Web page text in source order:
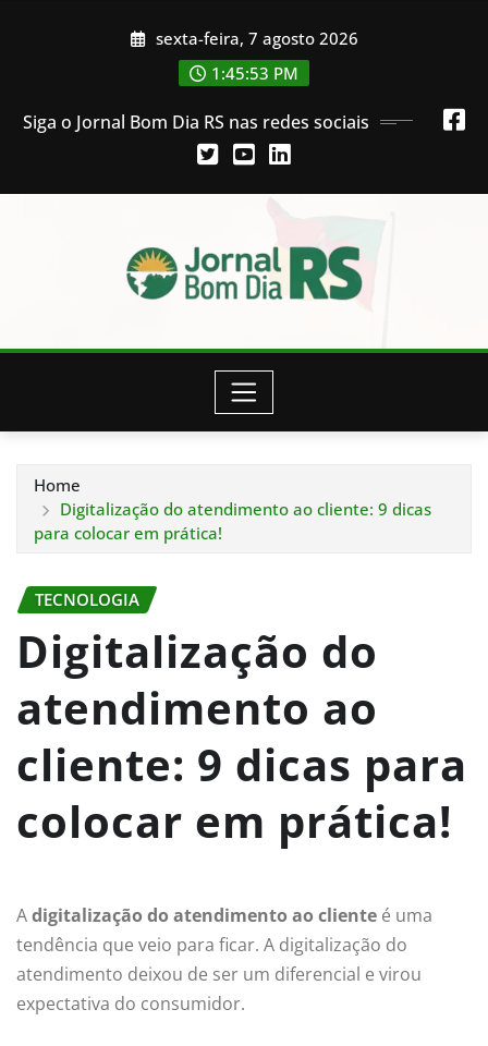
sexta-feira, 7 agosto 2026
1:45:54 PM
Siga o Jornal Bom Dia RS nas redes sociais
Home
Digitalização do atendimento ao cliente: 9 dicas
para colocar em prática!
TECNOLOGIA
Digitalização do
atendimento ao
cliente: 9 dicas para
colocar em prática!
Adigitalização do atendimento ao cliente é uma
tendência que veio para ficar. A digitalização do
atendimento deixou de ser um diferencial e virou
expectativa do consumidor.